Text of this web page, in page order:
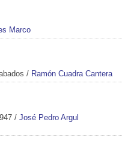
Marco
/ Ramón Cuadra Cantera
/ José Pedro Argul